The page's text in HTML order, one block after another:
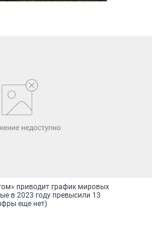
приводит график мировых
в 2023 году превысили 13
еще нет)